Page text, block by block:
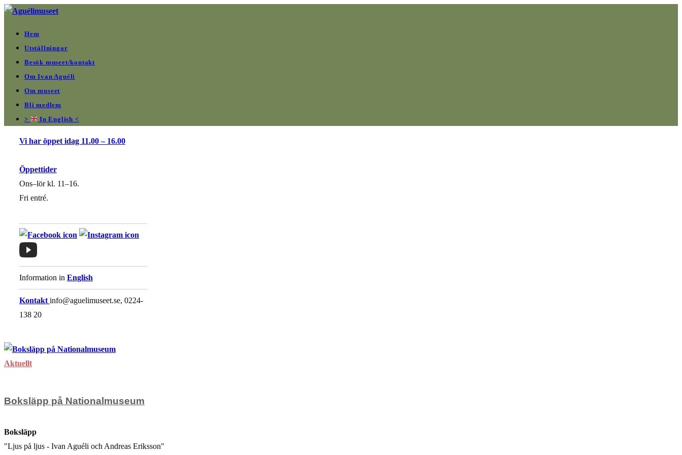
Hoppa
innehållet
Hem
Utställningar
Besök museet/kontakt
Om Ivan Aguéli
Om museet
Bli medlem
>
In English <
Vi har öppet idag 11.00 – 16.00
Öppettider
Ons–lör kl. 11–16.
Fri entré.
Information in English
Kontakt info@aguelimuseet.se, 0224-
138 20
Aktuellt
Boksläpp på Nationalmuseum
Boksläpp
"Ljus på ljus - Ivan Aguéli och Andreas Eriksson"